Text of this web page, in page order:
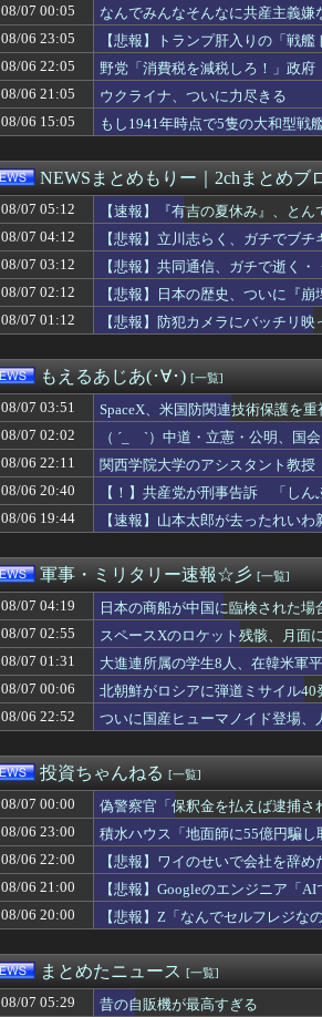
【島根】コンビニで1800mlの麦焼酎（いいちこ
上海一月風暴とは——造反派が一夜で市の権力
【悲報】政府、SA有料化検討で「休めと言い
韓国警察、大韓サッカー協会を家宅捜索 代表監
広島県知事ら「核抑止論、根本的におかしい」
中国外務省、広島原爆投下に関して「同情を得
【AI】中国DeepSeek、近日中に「大幅値上げ
【速報】れいわ新選組、新たな党名は「いのち
彼女の家で恐怖の手帳を発見してしまった、、
中国製ルーター20機種にバックドア 外部から
【相場】ドル円、上抜け 1ドル158円台
【衝撃】藤原紀香＆ののかちゃん、異色のコン
クマが害獣扱いされる風潮にドラマ脚本家が不
【速報】森山裕・自民党前幹事長「高市総理の
年末年始の休暇が31日から3日までしかない社
【悲報】玉川徹さん、8月6日の原爆の日にト
「キム兄」こと木村祐一さん、誰だか分からな
パヨク「アジア人民、中国人民と連帯して戦お
日本、警察の威嚇射撃に怯まないと射殺され
積水ハウス「地面師に55億円騙し取られた…
家計資産の株比率､バブル期並み2割強 白書は
不動産ファンド「みんなで大家さん」が約
【マイクロLED】CPUとGPUをモールス信号で
コメ価格先行き指数 過去最低 今後も値下がり
ついに国産ヒューマノイド登場、人手不足深
刃物を持って中国大使館に侵入した自衛官、地
忘年会で一発芸やることになったから案くれ
【悲報】5年前のNHK性加害の出演者は「今も
中露軍艦4隻が“日本一周”
【悲報】時給1500円でもミャンマー人に逃げ
【財務省人事】エース級の財務官僚・一松旬
田舎に2500万くらいの建売住宅(4LDK)買って
【朗報】吉野家さん､｢極旨牛鉄板ステーキ定食
アメリカ・ミシガン州の民主党予備選挙 イス
【熊本地震】ヒカキン、『神対応』キタァアア
関西学院大学のアシスタント教授（中国籍）
【速報】子どもたちのヒーロー・任天堂、熊本
熊本の被災地で暴れまくったメディア取材陣、
【衝撃】Q：ムスリム移民って移住先をアッラ
広島平和記念式典パヨク「中国人民と連帯し
�ｻｿ荳雁昇縺ｮ繝代Ρ繝上Λ縺碁剞逡後〒繝悶Λ
野党「消費税を減税しろ！」政府「消費税減税
【悲報】Google、Geminiが大赤字、史上初の
【農産物】26年上半期の輸出額最高 2年連続で
セクシー系アカウントの美人女性「20歳でア
【悲報】ワイのせいで会社を辞めた新人が「3
08/07 00:05
なんでみんなそんなに共産主義嫌
08/06 23:05
【悲報】トランプ肝入りの「戦
08/06 22:05
野党「消費税を減税しろ！」政府
08/06 21:05
ウクライナ、ついに力尽きる
08/06 15:05
もし1941年時点で5隻の大和型戦
NEWSまとめもりー｜2chまとめブ
08/07 05:12
【速報】『有吉の夏休み』、と
08/07 04:12
【悲報】立川志らく、ガチでブ
08/07 03:12
【悲報】共同通信、ガチで逝く・
08/07 02:12
【悲報】日本の歴史、ついに『
08/07 01:12
【悲報】防犯カメラにバッチリ
もえるあじあ(･∀･) [一覧]
08/07 03:51
SpaceX、米国防関連技術保護を
わらせないこと」「中国製の設
08/07 02:02
（ ´_ゝ`）中道・立憲・公明、
ン、人手、宿泊施設の不足や、外
08/06 22:11
関西学院大学のアシスタント教
08/06 20:40
【！】共産党が刑事告訴 「し
08/06 19:44
【速報】山本太郎が去ったれい
軍事・ミリタリー速報☆彡 [一覧]
08/07 04:19
日本の商船が中国に臨検された
08/07 02:55
スペースXのロケット残骸、月面
08/07 01:31
大進連所属の学生8人、在韓米軍
08/07 00:06
北朝鮮がロシアに弾道ミサイル
08/06 22:52
ついに国産ヒューマノイド登場、
投資ちゃんねる [一覧]
08/07 00:00
偽警察官「保釈金を払えば逮捕
08/06 23:00
積水ハウス「地面師に55億円騙
08/06 22:00
【悲報】ワイのせいで会社を辞
08/06 21:00
【悲報】Googleのエンジニア「
08/06 20:00
【悲報】Z「なんでセルフレジな
まとめたニュース [一覧]
08/07 05:29
昔の自販機が最高すぎる